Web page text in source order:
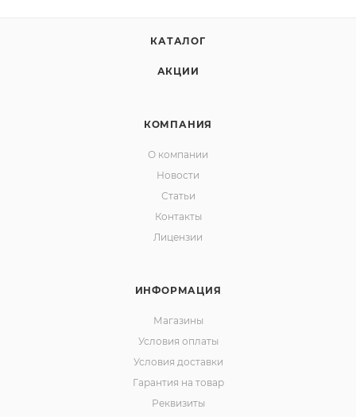
КАТАЛОГ
АКЦИИ
КОМПАНИЯ
О компании
Новости
Статьи
Контакты
Лицензии
ИНФОРМАЦИЯ
Магазины
Условия оплаты
Условия доставки
Гарантия на товар
Реквизиты